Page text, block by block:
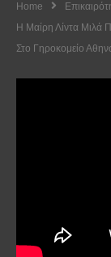
Home
Η Μαίρη Λίντα Μιλά
Στο Γηροκομείο